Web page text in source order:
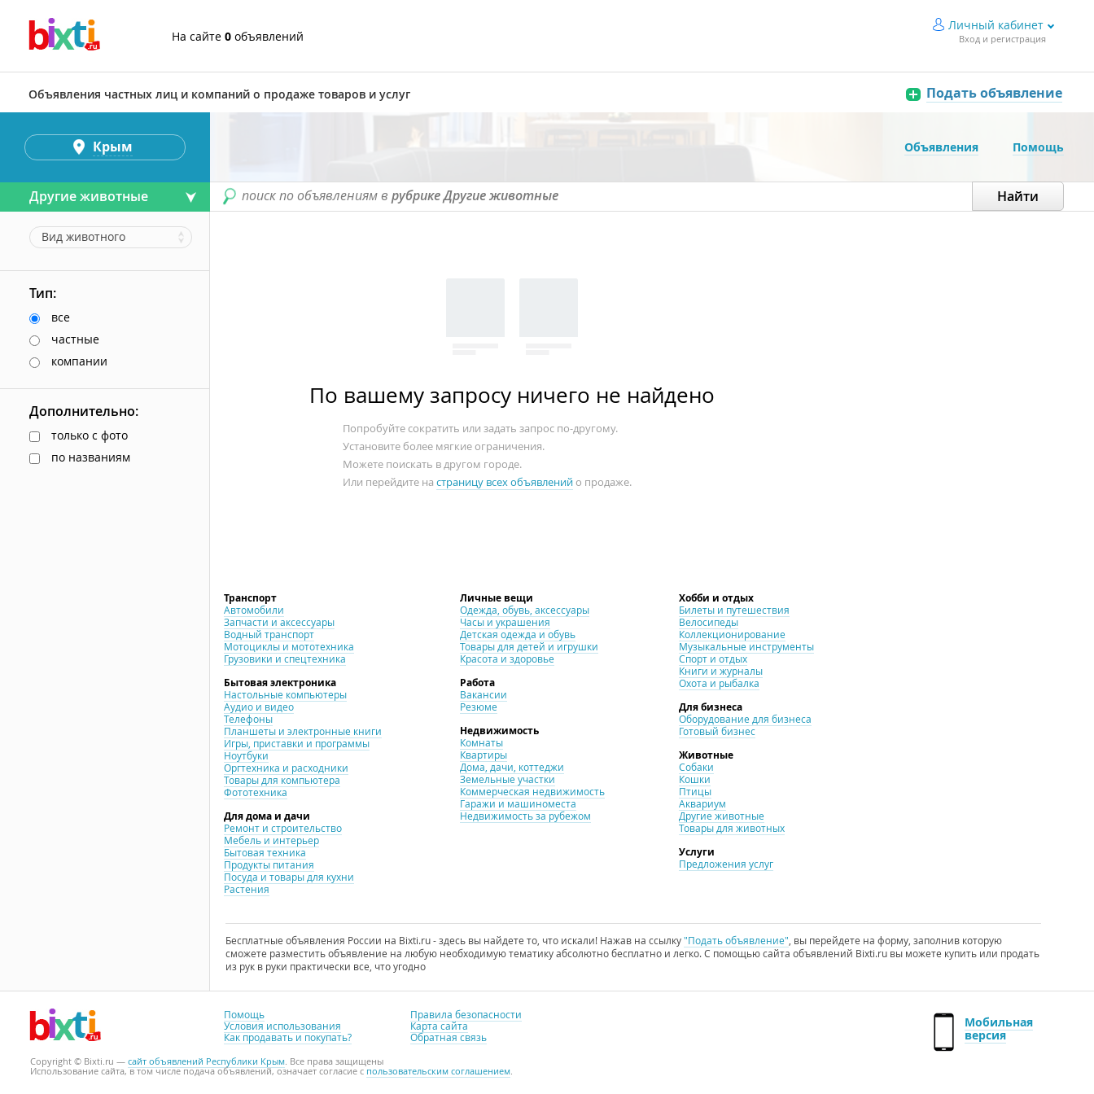
На сайте 0 объявлений
Личный кабинет
Вход и регистрация
Объявления частных лиц и компаний о продаже товаров и услуг Подать объявление
Объявления Помощь
поиск по объявлениям в рубрике Другие животные
По вашему запросу ничего не найдено
Попробуйте сократить или задать запрос по-другому.
Установите более мягкие ограничения.
Можете поискать в другом городе.
Или перейдите на страницу всех объявленийо продаже.
Транспорт
Автомобили
Запчасти и аксессуары
Водный транспорт
Мотоциклы и мототехника
Грузовики и спецтехника
Бытовая электроника
Настольные компьютеры
Аудио и видео
Телефоны
Планшеты и электронные книги
Игры, приставки и программы
Ноутбуки
Оргтехника и расходники
Товары для компьютера
Фототехника
Для дома и дачи
Ремонт и строительство
Мебель и интерьер
Бытовая техника
Продукты питания
Посуда и товары для кухни
Растения
Личные вещи
Одежда, обувь, аксессуары
Часы и украшения
Детская одежда и обувь
Товары для детей и игрушки
Красота и здоровье
Работа
Вакансии
Резюме
Недвижимость
Комнаты
Квартиры
Дома, дачи, коттеджи
Земельные участки
Коммерческая недвижимость
Гаражи и машиноместа
Недвижимость за рубежом
Хобби и отдых
Билеты и путешествия
Велосипеды
Коллекционирование
Музыкальные инструменты
Спорт и отдых
Книги и журналы
Охота и рыбалка
Для бизнеса
Оборудование для бизнеса
Готовый бизнес
Животные
Собаки
Кошки
Птицы
Аквариум
Другие животные
Товары для животных
Услуги
Предложения услуг
Бесплатные объявления России на Bixti.ru - здесь вы найдете то, что искали! Нажав на ссылку"Подать объявление", вы перейдете на форму, заполнив которую
сможете разместить объявление на любую необходимую тематику абсолютно бесплатно и легко. С помощью сайта объявлений Bixti.ru вы можете купить или продать
из рук в руки практически все, что угодно
Крым
Другие животные
Вид животного
Тип:
все
частные
компании
Дополнительно:
только с фото
по названиям
Помощь
Условия использования
Как продавать и покупать?
Правила безопасности
Карта сайта
Обратная связь
Мобильная
версия
Copyright © Bixti.ru — сайт объявлений Республики Крым. Все права защищены
Использование сайта, в том числе подача объявлений, означает согласие с пользовательским соглашением.